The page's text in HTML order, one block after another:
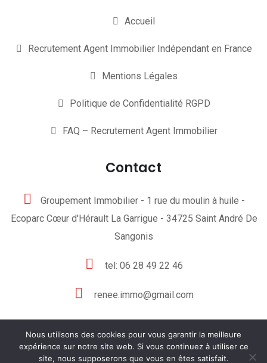
Accueil
Recrutement Agent Immobilier Indépendant en France
Mentions Légales
Politique de Confidentialité RGPD
FAQ – Recrutement Agent Immobilier
Contact
Groupement Immobilier - 1 rue du moulin à huile -
Ecoparc Cœur d'Hérault La Garrigue - 34725 Saint André De
Sangonis
tel: 06 28 49 22 46
renee.immo@gmail.com
Nous utilisons des cookies pour vous garantir la meilleure
expérience sur notre site web. Si vous continuez à utiliser ce
site, nous supposerons que vous en êtes satisfait.